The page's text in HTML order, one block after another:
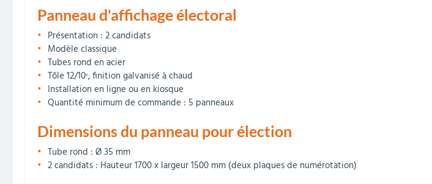
Panneau d'affichage électoral
Présentation : 2 candidats
Modèle classique
Tubes rond en acier
Tôle 12/10ᵉ, finition galvanisé à chaud
Installation en ligne ou en kiosque
Quantité minimum de commande : 5 panneaux
Dimensions du panneau pour élection
Tube rond : Ø 35 mm
2 candidats : Hauteur 1700 x largeur 1500 mm (deux plaques de numérotation)